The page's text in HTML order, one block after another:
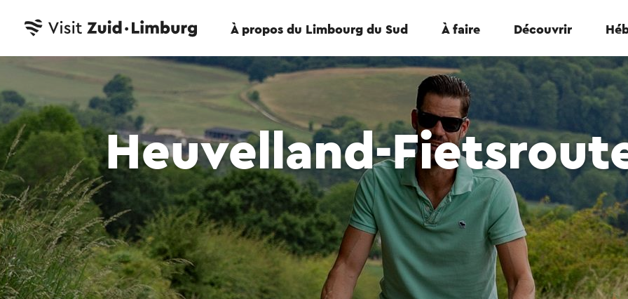
À propos du Limbourg du Sud À faire Découvrir
Heuvelland-